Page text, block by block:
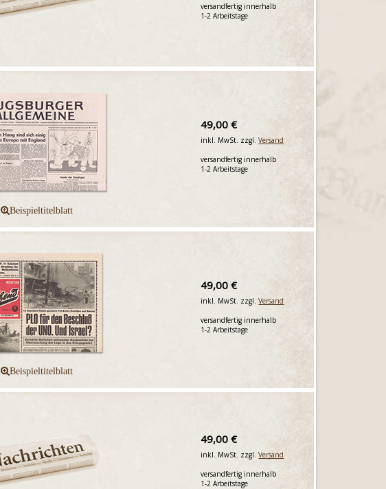
versandfertig innerhalb
1-2 Arbeitstage
49,00 €
inkl. MwSt. zzgl.Versand
versandfertig innerhalb
1-2 Arbeitstage
49,00 €
inkl. MwSt. zzgl.Versand
versandfertig innerhalb
1-2 Arbeitstage
49,00 €
inkl. MwSt. zzgl.Versand
versandfertig innerhalb
1-2 Arbeitstage